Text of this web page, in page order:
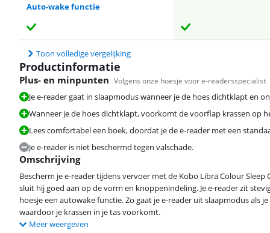
Auto-wake functie
Toon volledige vergelijking
Productinformatie
Plus- en minpunten Volgens onze hoesje voor e-readersspecialist
Je e-reader gaat in slaapmodus wanneer je de hoes dichtklapt en
Wanneer je de hoes dichtklapt, voorkomt de voorflap krassen op
Lees comfortabel een boek, doordat je de e-reader met een
Je e-reader is niet beschermd tegen valschade.
Omschrijving
Bescherm je e-reader tijdens vervoer met de Kobo Libra Colour
sluit hij goed aan op de vorm en knoppenindeling. Je e-reader zit
hoesje een autowake functie. Zo gaat je e-reader uit slaapmodus
waardoor je krassen in je tas voorkomt.
Meer weergeven